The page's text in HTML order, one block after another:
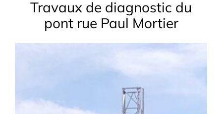
Travaux de diagnostic du
pont rue Paul Mortier